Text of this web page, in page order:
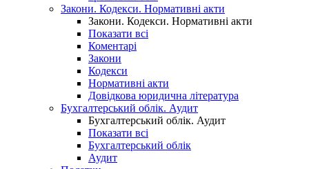
Закони. Кодекси. Нормативні акти
Закони. Кодекси. Нормативні акти
Показати всі
Коментарі
Закони
Кодекси
Нормативні акти
Довідкова юридична література
Бухгалтерський облік. Аудит
Бухгалтерський облік. Аудит
Показати всі
Бухгалтерський облік
Аудит